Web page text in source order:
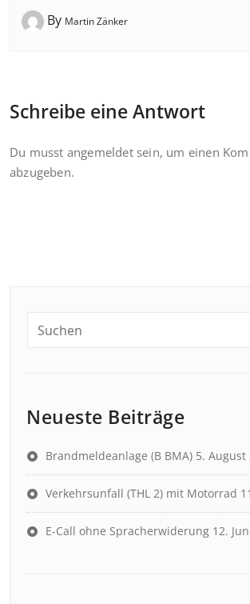
By Martin Zänker
Schreibe eine Antwort
Du musst angemeldetsein, um einen
abzugeben.
Neueste Beiträge
Brandmeldeanlage (B BMA) 5. August
Verkehrsunfall (THL 2) mit Motorrad
E-Call ohne Spracherwiderung 12.